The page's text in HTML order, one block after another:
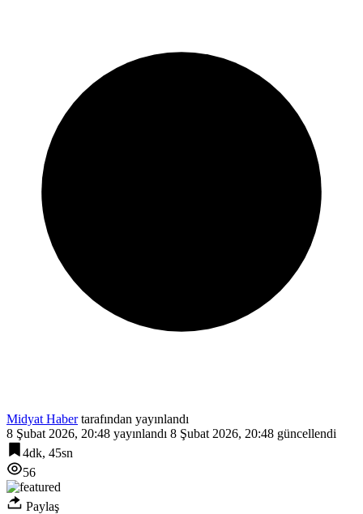
Midyat Habertarafından yayınlandı
8 Şubat 2026, 20:48 yayınlandı 8 Şubat 2026, 20:48 güncellendi
4dk, 45sn
56
Paylaş